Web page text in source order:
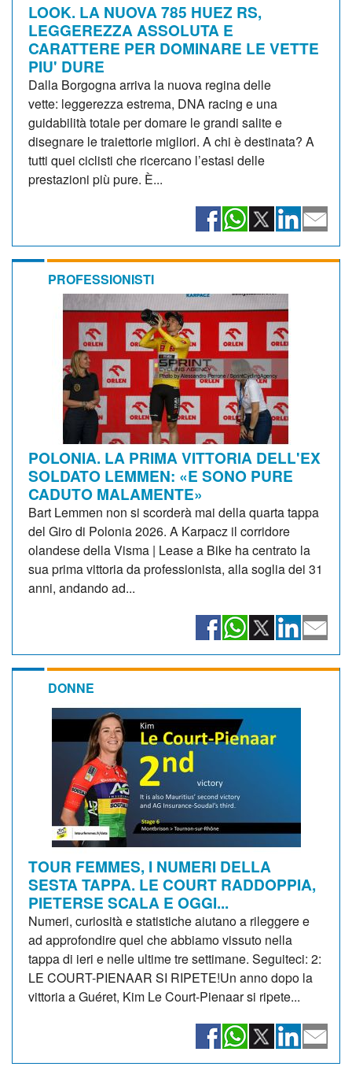
LOOK. LA NUOVA 785 HUEZ RS,
LEGGEREZZA ASSOLUTA E
CARATTERE PER DOMINARE LE VETTE
PIU' DURE
Dalla Borgogna arriva la nuova regina delle
vette: leggerezza estrema, DNA racing e una
guidabilità totale per domare le grandi salite e
disegnare le traiettorie migliori. A chi è destinata? A
tutti quei ciclisti che ricercano l’estasi delle
prestazioni più pure. È...
PROFESSIONISTI
POLONIA. LA PRIMA VITTORIA DELL'EX
SOLDATO LEMMEN: «E SONO PURE
CADUTO MALAMENTE»
Bart Lemmen non si scorderà mai della quarta tappa
del Giro di Polonia 2026. A Karpacz il corridore
olandese della Visma | Lease a Bike ha centrato la
sua prima vittoria da professionista, alla soglia dei 31
anni, andando ad...
DONNE
TOUR FEMMES, I NUMERI DELLA
SESTA TAPPA. LE COURT RADDOPPIA,
PIETERSE SCALA E OGGI...
Numeri, curiosità e statistiche aiutano a rileggere e
ad approfondire quel che abbiamo vissuto nella
tappa di ieri e nelle ultime tre settimane. Seguiteci: 2:
LE COURT-PIENAAR SI RIPETE!Un anno dopo la
vittoria a Guéret, Kim Le Court-Pienaar si ripete...